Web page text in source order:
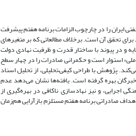
ایران را در چارچوب الزامات برنامه هفتم پیشرفت
تحقق آن است. برخلاف مطالعاتی که بر متغیرهای
و در پیوند با ساختار قدرت و ظرفیت نهادی دولت
استوار است و حکمرانی صادرات را در چهار سطح
پژوهش با طراحی کیفی–تحلیلی، از تحلیل اسناد
بهره گرفته است. یافته‌ها نشان می‌دهد عدم
و نیز نهادسازی ناکافی در بهره‌گیری از
صادراتی برنامه هفتم مستلزم بازآرایی هم‌زمان